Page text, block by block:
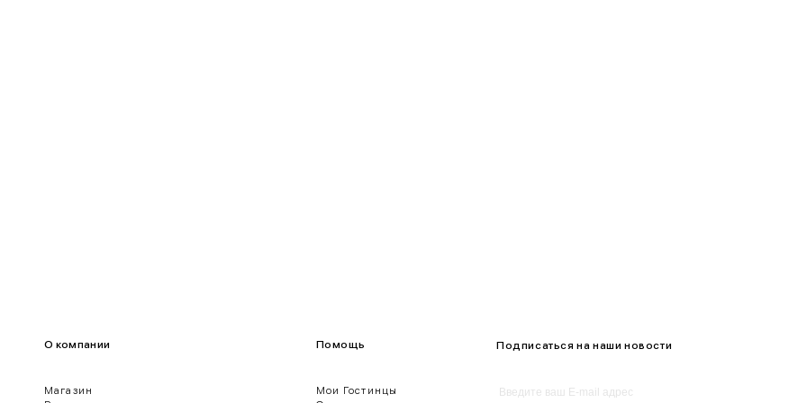
О компании
Магазин
Помощь
Мои Гостинцы
Подписаться на наши новости